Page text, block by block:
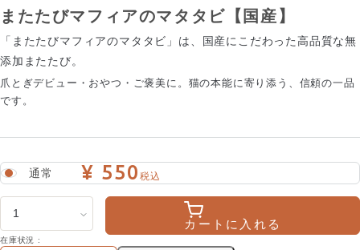
またたびマフィアのマタタビ【国産】
「またたびマフィアのマタタビ」は、国産にこだわった高品質な無
添加またたび。
爪とぎデビュー・おやつ・ご褒美に。猫の本能に寄り添う、信頼の一品
です。
通常 ¥ 550税込
カートに入れる
在庫状況 :